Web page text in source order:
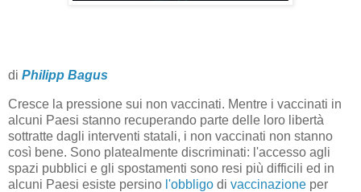
di Philipp Bagus
Cresce la pressione sui non vaccinati. Mentre i vaccinati in
alcuni Paesi stanno recuperando parte delle loro libertà
sottratte dagli interventi statali, i non vaccinati non stanno
così bene. Sono platealmente discriminati: l'accesso agli
spazi pubblici e gli spostamenti sono resi più difficili ed in
alcuni Paesi esiste persino l'obbligo di vaccinazione per